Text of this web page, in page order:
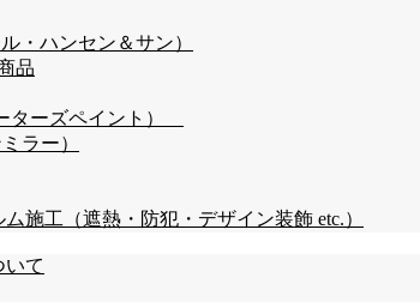
・ハンセン＆サン）
品
ターズペイント）
ラー）
施工（遮熱・防犯・デザイン装飾 etc.）
いて